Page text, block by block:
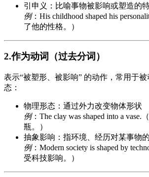
引申义：比喻事物被影响或塑造的
例：His childhood shaped his
了他的性格。）
2.作为动词（过去分词）
表示“被塑形、被影响” 的动作，常用于
态：
物理形态：通过外力改变物体形状
例：The clay was shaped into a
瓶。）
抽象影响：指环境、经历对某事物
例：Modern society is shaped by
受科技影响。）